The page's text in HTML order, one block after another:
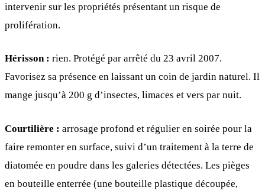
intervenir sur les propriétés présentant un risque de
prolifération.
Hérisson : rien. Protégé par arrêté du 23 avril 2007.
Favorisez sa présence en laissant un coin de jardin naturel. Il
mange jusqu’à 200 g d’insectes, limaces et vers par nuit.
Courtilière : arrosage profond et régulier en soirée pour la
faire remonter en surface, suivi d’un traitement à la terre de
diatomée en poudre dans les galeries détectées. Les pièges
en bouteille enterrée (une bouteille plastique découpée,